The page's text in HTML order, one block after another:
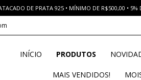
DE PRATA 925 • MÍNIMO DE R$500,00 •
INÍCIO PRODUTOS
MAIS VENDIDOS!